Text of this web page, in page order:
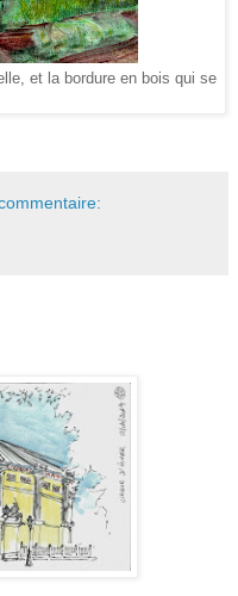
et la bordure en bois qui se